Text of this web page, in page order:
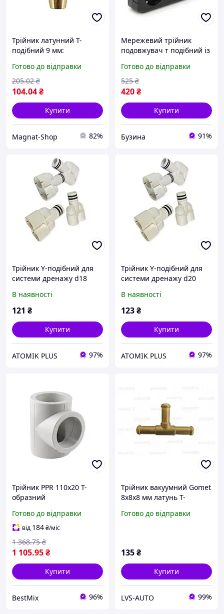
Трійник латунний Т-
подібний 9 мм:
довговічність
Готово до відправки
104.04₴
205.02 ₴
Купити
Magnat-Shop 82%
Мережевий трійник
подовжувач т подібний із
розетки 3usb 1а 2500w
10a 110 250v buzyna
Готово до відправки
420₴
525 ₴
Купити
Бузина 91%
Трійник Y-подібний для
системи дренажу d18
В наявності
121 ₴
Купити
ATOMIK PLUS 97%
Трійник Y-подібний для
системи дренажу d20
В наявності
123₴
Купити
ATOMIK PLUS 97%
Трійник PPR 110x20 Т-
образний
для водопостачання
опалення
Готово до відправки
від 184₴/міс
1 105.95₴
1 368.75 ₴
Купити
BestMix 96%
Трійник вакуумний Gomet
8х8х8 мм латунь Т-
63)
Готово до відправки
135₴
Купити
LVS-AUTO 99%